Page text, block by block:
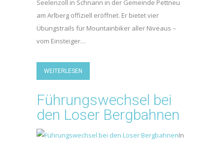
Seelenzoll in Schnann in der Gemeinde Pettneu
am Arlberg offiziell eröffnet. Er bietet vier
Übungstrails für Mountainbiker aller Niveaus –
vom Einsteiger…
WEITERLESEN
Führungswechsel bei
den Loser Bergbahnen
In